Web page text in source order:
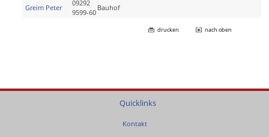
Greim Peter
09292
9599-60
Bauhof
drucken nach oben
Quicklinks
Kontakt